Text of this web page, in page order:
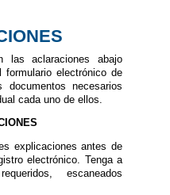
las aclaraciones abajo
formulario electrónico de
necesarios
cada uno de ellos.
explicaciones antes de
electrónico. Tenga a
escaneados